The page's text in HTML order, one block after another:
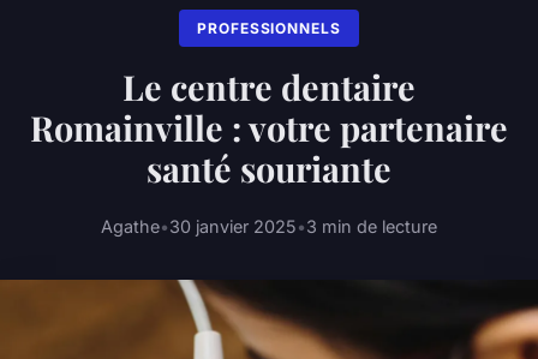
PROFESSIONNELS
Le centre dentaire
Romainville : votre partenaire
santé souriante
Agathe•30 janvier 2025•3 min de lecture